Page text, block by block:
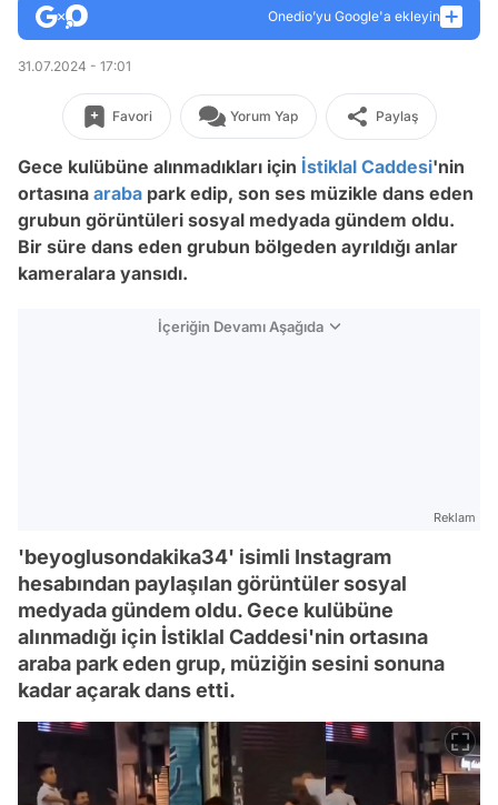
Onedio’yu Google'a ekleyin
31.07.2024 - 17:01
Favori Yorum Yap Paylaş
Gece kulübüne alınmadıkları için İstiklal Caddesi'nin
ortasına araba park edip, son ses müzikle dans eden
grubun görüntüleri sosyal medyada gündem oldu.
Bir süre dans eden grubun bölgeden ayrıldığı anlar
kameralara yansıdı.
İçeriğin Devamı Aşağıda
Reklam
'beyoglusondakika34' isimli Instagram
hesabından paylaşılan görüntüler sosyal
medyada gündem oldu. Gece kulübüne
alınmadığı için İstiklal Caddesi'nin ortasına
araba park eden grup, müziğin sesini sonuna
kadar açarak dans etti.